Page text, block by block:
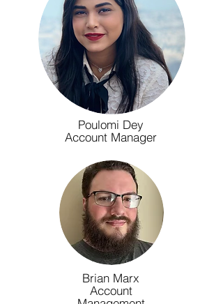
Poulomi Dey
Account Manager
Brian Marx
Account